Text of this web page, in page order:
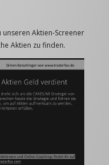
Aktien-Screener
Aktien zu finden.